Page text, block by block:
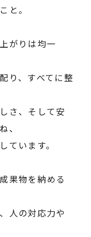
と。
がりは均一
り、すべてに整
さ、そして安
、
ています。
果物を納める
人の対応力や